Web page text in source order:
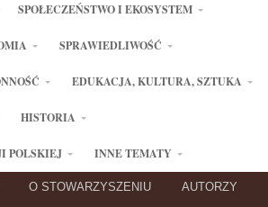
SPOŁECZEŃSTWO I EKOSYSTEM
SPRAWIEDLIWOŚĆ
EDUKACJA, KULTURA, SZTUKA
HISTORIA
POLSKIEJ INNE TEMATY
O STOWARZYSZENIU AUTORZY